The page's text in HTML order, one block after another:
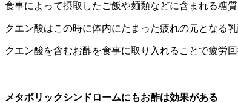
食事によって摂取したご飯や麺類などに含まれる糖
クエン酸はこの時に体内にたまった疲れの元となる
クエン酸を含むお酢を食事に取り入れることで疲労
メタボリックシンドロームにもお酢は効果がある